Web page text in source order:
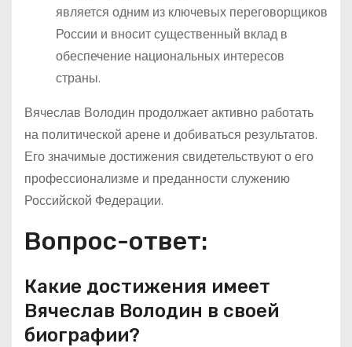
является одним из ключевых переговорщиков
России и вносит существенный вклад в
обеспечение национальных интересов
страны.
Вячеслав Володин продолжает активно работать
на политической арене и добиваться результатов.
Его значимые достижения свидетельствуют о его
профессионализме и преданности служению
Российской Федерации.
Вопрос-ответ:
Какие достижения имеет
Вячеслав Володин в своей
биографии?